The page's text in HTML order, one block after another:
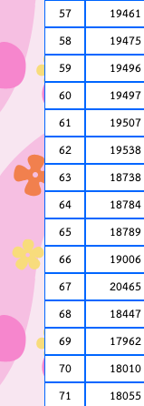
57 19461
58 19475
59 19496
60 19497
61 19507
62 19538
63 18738
64 18784
65 18789
66 19006
67 20465
68 18447
69 17962
70 18010
71 18055